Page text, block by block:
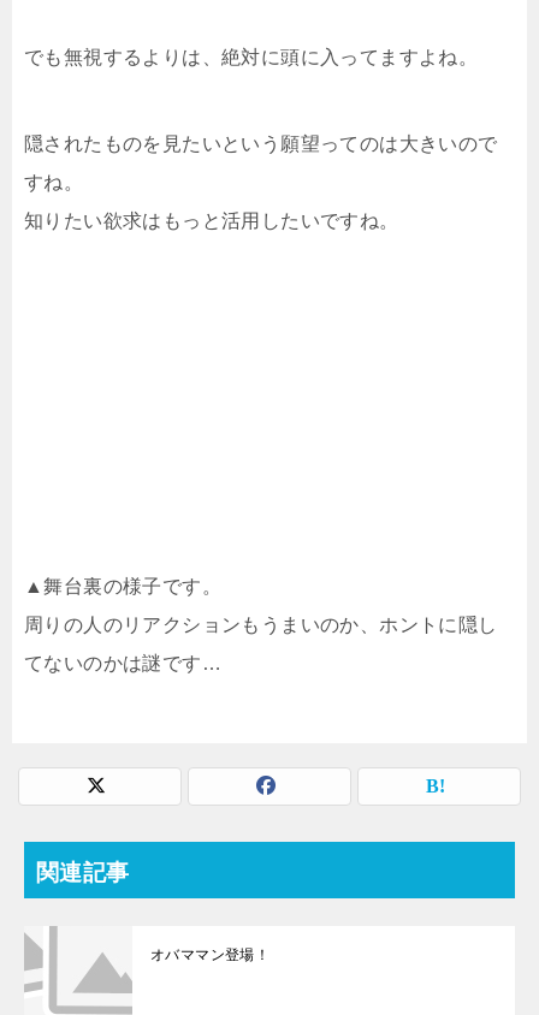
でも無視するよりは、絶対に頭に入ってますよね。
隠されたものを見たいという願望ってのは大きいので
すね。
知りたい欲求はもっと活用したいですね。
▲舞台裏の様子です。
周りの人のリアクションもうまいのか、ホントに隠し
てないのかは謎です…
関連記事
オバママン登場！